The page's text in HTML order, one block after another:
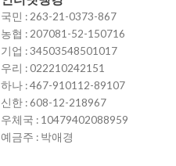
국민 : 263-21-0373-867
농협 : 207081-52-150716
기업 : 34503548501017
우리 : 022210242151
하나 : 467-910112-89107
신한 : 608-12-218967
우체국 : 10479402088959
예금주 : 박애경